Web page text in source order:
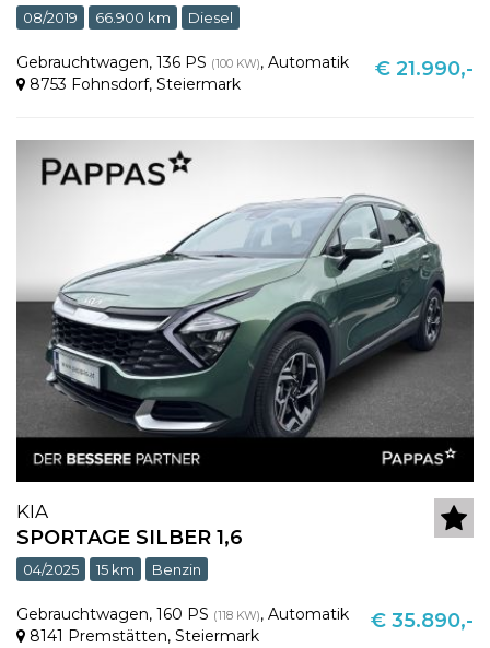
08/2019 66.900 km Diesel
Gebrauchtwagen, 136 PS (100 KW), Automatik
8753 Fohnsdorf, Steiermark
€ 21.990,-
KIA
SPORTAGE SILBER 1,6
04/2025 15 km Benzin
Gebrauchtwagen, 160 PS (118 KW), Automatik
8141 Premstätten, Steiermark
€ 35.890,-